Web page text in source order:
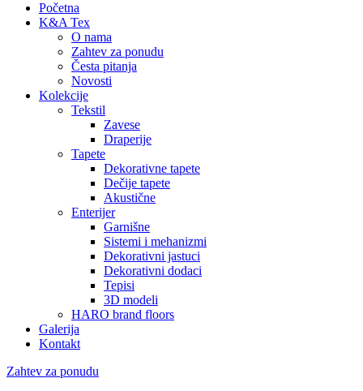
Početna
K&A Tex
O nama
Zahtev za ponudu
Česta pitanja
Novosti
Kolekcije
Tekstil
Zavese
Draperije
Tapete
Dekorativne tapete
Dečije tapete
Akustične
Enterijer
Garnišne
Sistemi i mehanizmi
Dekorativni jastuci
Dekorativni dodaci
Tepisi
3D modeli
HARO brand floors
Galerija
Kontakt
Zahtev za ponudu